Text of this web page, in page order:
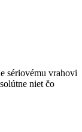
sériovému vrahovi
niet čo